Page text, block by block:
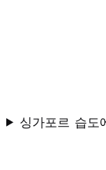
싱가포르 습도